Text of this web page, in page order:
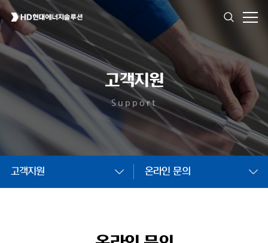
고객지원
Support
고객지원 온라인 문의